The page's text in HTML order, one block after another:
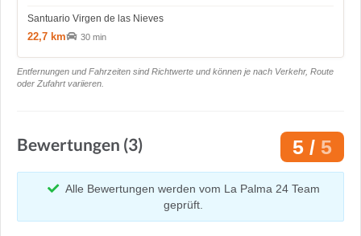
Santuario Virgen de las Nieves
22,7 km 30 min
Entfernungen und Fahrzeiten sind Richtwerte und können je nach Verkehr, Route
oder Zufahrt variieren.
Bewertungen (3) 5 / 5
Alle Bewertungen werden vom La Palma 24 Team
geprüft.